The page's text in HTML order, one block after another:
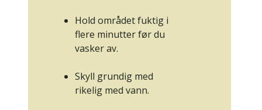
Hold området fuktig i
flere minutter før du
vasker av.
Skyll grundig med
rikelig med vann.